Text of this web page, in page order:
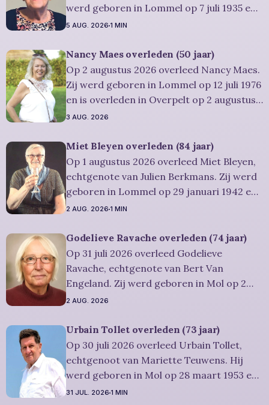
werd geboren in Lommel op 7 juli 1935 en
is overleden in Leopoldsburg op 1
Leopoldsburg en werd 91 jaar.
Rouwbericht Severens: De
afscheidsplechtigheid van Rosa zal in
intieme kring plaatsvinden. Er
5 AUG. 2026 1 MIN
Nancy Maes overleden (50 jaar)
Op 2 augustus 2026 overleed Nancy Maes.
Zij werd geboren in Lommel op 12 juli 1976
en is overleden in Overpelt op 2 augustus
2026. Ze was woonachtig in Lommel en
afscheidsplechtigheid vindt plaats in
besloten kring. Er is gelegenheid om in alle
rust
3 AUG. 2026
Miet Bleyen overleden (84 jaar)
Op 1 augustus 2026 overleed Miet Bleyen,
echtgenote van Julien Berkmans. Zij werd
geboren in Lommel op 29 januari 1942 en
is overleden in Lommel op 1 augustus
werd 84 jaar. Rouwbericht Severens: De
uitvaartdienst zal in besloten kring
plaatshebben. U kan Miet
2 AUG. 2026 1 MIN
Godelieve Ravache overleden (74 jaar)
Op 31 juli 2026 overleed Godelieve
Ravache, echtgenote van Bert Van
Engeland. Zij werd geboren in Mol op 2
juni 1952 en is overleden in Lommel op 31
werd 74 jaar. Rouwbericht Severens: De
afscheidsviering heeft plaats in besloten
kring. U kan
2 AUG. 2026
Urbain Tollet overleden (73 jaar)
Op 30 juli 2026 overleed Urbain Tollet,
echtgenoot van Mariette Teuwens. Hij
werd geboren in Mol op 28 maart 1953 en
is overleden in Overpelt op 30 juli 2026. Hij
31 JUL. 2026 1 MIN